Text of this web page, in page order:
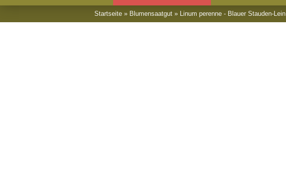
Blumensaatgut Blumenwiesen Glücksklee
Startseite » Blumensaatgut » Linum perenne - Blauer Stauden-Lein